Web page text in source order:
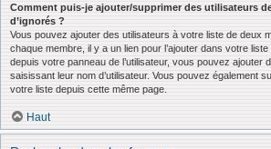
Comment puis-je ajouter/supprimer des utilisateurs
d’ignorés ?
Vous pouvez ajouter des utilisateurs à votre liste de deux
chaque membre, il y a un lien pour l’ajouter dans votre liste
depuis votre panneau de l’utilisateur, vous pouvez ajouter
saisissant leur nom d’utilisateur. Vous pouvez également
votre liste depuis cette même page.
Haut